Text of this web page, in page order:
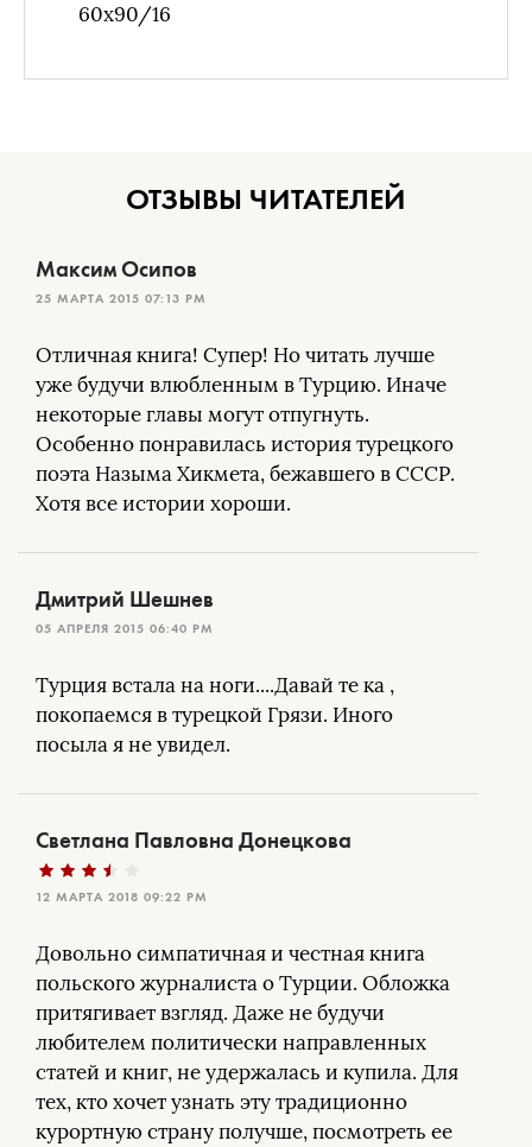
60х90/16
ОТЗЫВЫ ЧИТАТЕЛЕЙ
Отличная книга! Супер! Но читать лучше
уже будучи влюбленным в Турцию. Иначе
некоторые главы могут отпугнуть.
Особенно понравилась история турецкого
поэта Назыма Хикмета, бежавшего в СССР.
Хотя все истории хороши.
Максим Осипов
25 МАРТА 2015 07:13 PM
Турция встала на ноги....Давай те ка ,
покопаемся в турецкой Грязи. Иного
посыла я не увидел.
Дмитрий Шешнев
05 АПРЕЛЯ 2015 06:40 PM
Довольно симпатичная и честная книга
польского журналиста о Турции. Обложка
притягивает взгляд. Даже не будучи
любителем политически направленных
статей и книг, не удержалась и купила. Для
тех, кто хочет узнать эту традиционно
курортную страну получше, посмотреть ее
Светлана Павловна Донецкова
12 МАРТА 2018 09:22 PM